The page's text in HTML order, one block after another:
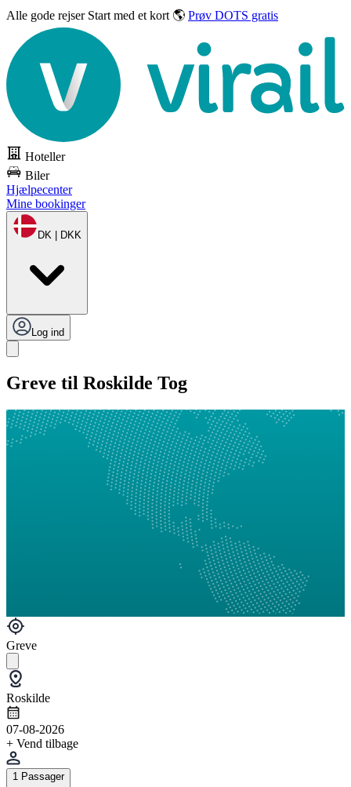
Alle gode rejser Start med et kort 🌎 Prøv DOTS gratis
Hoteller
Biler
Hjælpecenter
Mine bookinger
DK | DKK
Log ind
Greve til Roskilde Tog
Greve
Roskilde
07-08-2026
+ Vend tilbage
1 Passager